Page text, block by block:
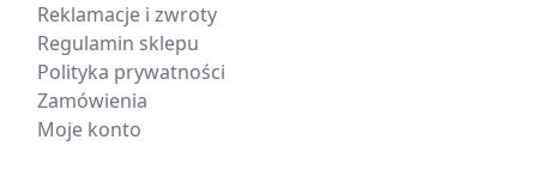
Reklamacje i zwroty
Regulamin sklepu
Polityka prywatności
Zamówienia
Moje konto